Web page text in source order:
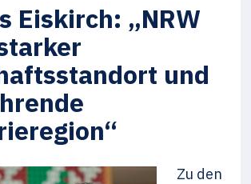
Eiskirch: „NRW
und
Zu den